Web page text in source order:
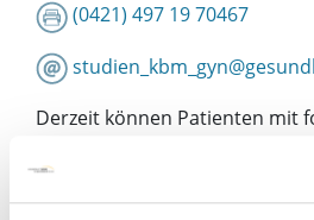
(0421) 497 19 70467
Derzeit können Patienten mit
werden: